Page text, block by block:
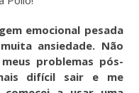
emocional pesada
ansiedade. Não
problemas pós-
difícil sair e me